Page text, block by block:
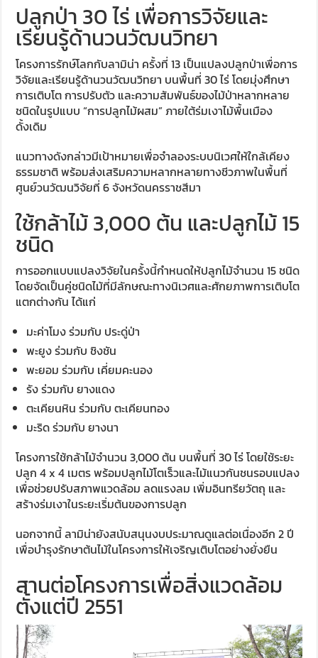
ปลูกป่า 30 ไร่ เพื่อการวิจัยและ
เรียนรู้ด้านวนวัฒนวิทยา
โครงการรักษ์โลกกับลามิน่า ครั้งที่ 13 เป็นแปลงปลูกป่าเพื่อการ
วิจัยและเรียนรู้ด้านวนวัฒนวิทยา บนพื้นที่ 30 ไร่ โดยมุ่งศึกษา
การเติบโต การปรับตัว และความสัมพันธ์ของไม้ป่าหลากหลาย
ชนิดในรูปแบบ “การปลูกไม้ผสม” ภายใต้ร่มเงาไม้พื้นเมือง
ดั้งเดิม
แนวทางดังกล่าวมีเป้าหมายเพื่อจำลองระบบนิเวศให้ใกล้เคียง
ธรรมชาติ พร้อมส่งเสริมความหลากหลายทางชีวภาพในพื้นที่
ศูนย์วนวัฒนวิจัยที่ 6 จังหวัดนครราชสีมา
ใช้กล้าไม้ 3,000 ต้น และปลูกไม้ 15
ชนิด
การออกแบบแปลงวิจัยในครั้งนี้กำหนดให้ปลูกไม้จำนวน 15 ชนิด
โดยจัดเป็นคู่ชนิดไม้ที่มีลักษณะทางนิเวศและศักยภาพการเติบโต
แตกต่างกัน ได้แก่
มะค่าโมง ร่วมกับ ประดู่ป่า
พะยูง ร่วมกับ ชิงชัน
พะยอม ร่วมกับ เคี่ยมคะนอง
รัง ร่วมกับ ยางแดง
ตะเคียนหิน ร่วมกับ ตะเคียนทอง
มะริด ร่วมกับ ยางนา
โครงการใช้กล้าไม้จำนวน 3,000 ต้น บนพื้นที่ 30 ไร่ โดยใช้ระยะ
ปลูก 4 x 4 เมตร พร้อมปลูกไม้โตเร็วและไม้แนวกันชนรอบแปลง
เพื่อช่วยปรับสภาพแวดล้อม ลดแรงลม เพิ่มอินทรียวัตถุ และ
สร้างร่มเงาในระยะเริ่มต้นของการปลูก
นอกจากนี้ ลามิน่ายังสนับสนุนงบประมาณดูแลต่อเนื่องอีก 2 ปี
เพื่อบำรุงรักษาต้นไม้ในโครงการให้เจริญเติบโตอย่างยั่งยืน
สานต่อโครงการเพื่อสิ่งแวดล้อม
ตั้งแต่ปี 2551